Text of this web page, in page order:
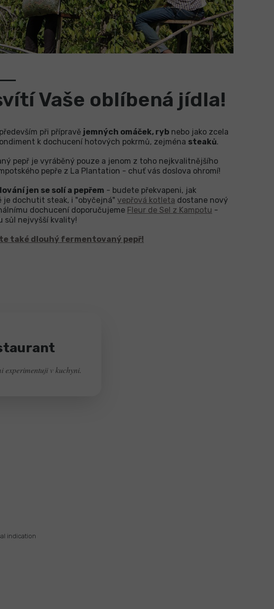
Vaše oblíbená jídla!
při přípravě jemných omáček, ryb nebo jako zcela
k dochucení hotových pokrmů, zejména steaků.
pepř je vyráběný pouze a jenom z toho nejkvalitnějšího
pepře z La Plantation - chuť vás doslova ohromí!
jen se solí a pepřem - budete překvapeni, jak
je dochutit steak, i "obyčejná" vepřová kotleta dostane nový
dochucení doporučujeme Fleur de Sel z Kampotu -
sůl nejvyšší kvality!
také dlouhý fermentovaný pepř!
experimentuji v kuchyni.
indication